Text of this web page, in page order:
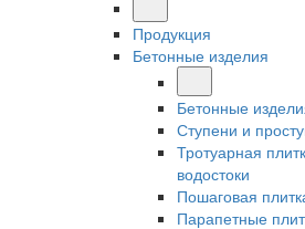
Продукция
Бетонные изделия
Бетонные
Ступени и
Тротуарная
водостоки
Пошаговая
Парапетные